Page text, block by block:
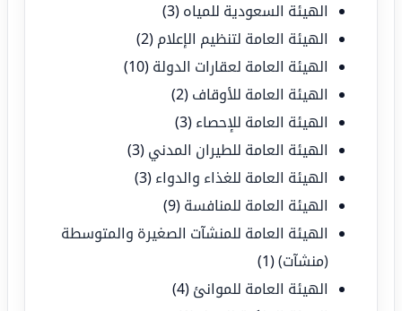
الهيئة السعودية للمياه (3)
الهيئة العامة لتنظيم الإعلام (2)
الهيئة العامة لعقارات الدولة (10)
الهيئة العامة للأوقاف (2)
الهيئة العامة للإحصاء (3)
الهيئة العامة للطيران المدني (3)
الهيئة العامة للغذاء والدواء (3)
الهيئة العامة للمنافسة (9)
الهيئة العامة للمنشآت الصغيرة والمتوسطة
(منشآت)(1)
الهيئة العامة للموانئ (4)